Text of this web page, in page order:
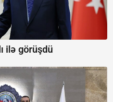
ilə görüşdü